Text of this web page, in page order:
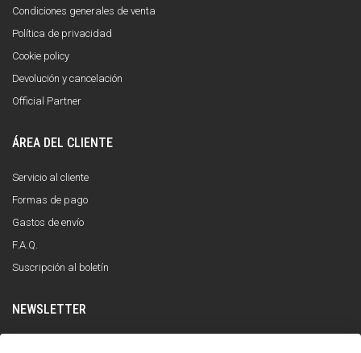
Condiciones generales de venta
Política de privacidad
Cookie policy
Devolución y cancelación
Official Partner
ÁREA DEL CLIENTE
Servicio al cliente
Formas de pago
Gastos de envío
F.A.Q.
Suscripción al boletín
NEWSLETTER